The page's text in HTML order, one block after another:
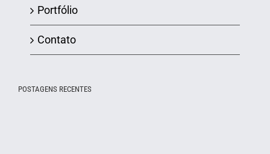
Portfólio
Contato
POSTAGENS RECENTES